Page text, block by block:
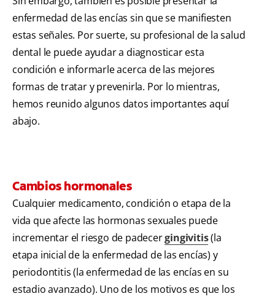
enfermedad de las encías sin que se manifiesten
estas señales. Por suerte, su profesional de la salud
dental le puede ayudar a diagnosticar esta
condición e informarle acerca de las mejores
formas de tratar y prevenirla. Por lo mientras,
hemos reunido algunos datos importantes aquí
abajo.
Cambios hormonales
Cualquier medicamento, condición o etapa de la
vida que afecte las hormonas sexuales puede
incrementar el riesgo de padecergingivitis(la
etapa inicial de la enfermedad de las encías) y
periodontitis (la enfermedad de las encías en su
estadio avanzado). Uno de los motivos es que los